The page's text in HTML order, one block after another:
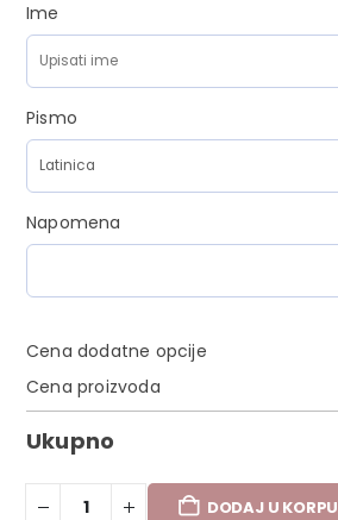
Ime
Pismo
Napomena
Cena dodatne opcije
Cena proizvoda
Ukupno
DODAJ U KORPU